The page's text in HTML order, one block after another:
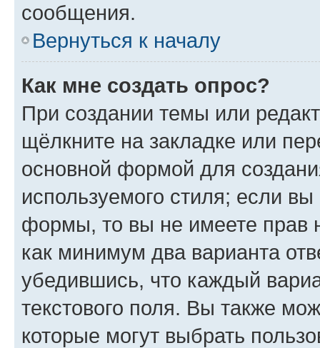
сообщения.
Вернуться к началу
Как мне создать опрос?
При создании темы или
щёлкните на закладке или
основной формой для
используемого стиля; если
формы, то вы не имеете прав
как минимум два варианта
убедившись, что каждый
текстового поля. Вы также
которые могут выбрать